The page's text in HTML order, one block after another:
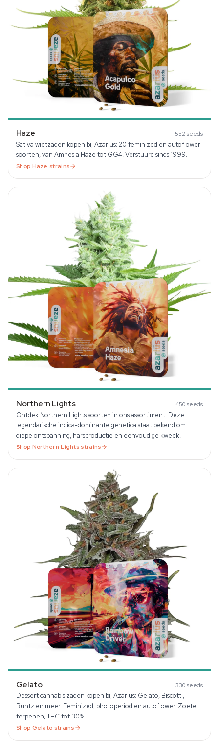
Haze 552 seeds
Sativa wietzaden kopen bij Azarius: 20 feminized en autoflower
soorten, van Amnesia Haze tot GG4. Verstuurd sinds 1999.
Shop Haze strains
Northern Lights 450seeds
Ontdek Northern Lights soorten in ons assortiment. Deze
legendarische indica-dominante genetica staat bekend om
diepe ontspanning, harsproductie en eenvoudige kweek.
Shop Northern Lights strains
Gelato 330seeds
Dessert cannabis zaden kopen bij Azarius: Gelato, Biscotti,
Runtz en meer. Feminized, photoperiod en autoflower. Zoete
terpenen, THC tot 30%.
Shop Gelato strains